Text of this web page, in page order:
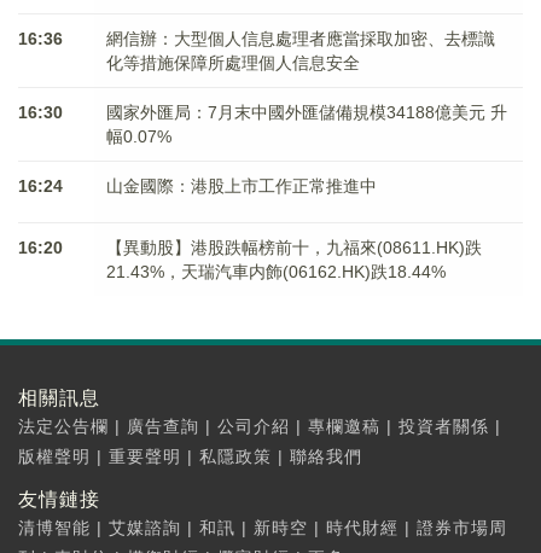
16:36
網信辦：大型個人信息處理者應當採取加密、去標識
化等措施保障所處理個人信息安全
16:30
國家外匯局：7月末中國外匯儲備規模34188億美元 升
幅0.07%
16:24 山金國際：港股上市工作正常推進中
16:20
【異動股】港股跌幅榜前十，九福來(08611.HK)跌
21.43%，天瑞汽車内飾(06162.HK)跌18.44%
相關訊息
法定公告欄 | 廣告查詢 | 公司介紹 | 專欄邀稿 | 投資者關係 |
版權聲明 | 重要聲明 | 私隱政策 | 聯絡我們
友情鏈接
清博智能 | 艾媒諮詢 | 和訊 | 新時空 | 時代財經 | 證券市場周